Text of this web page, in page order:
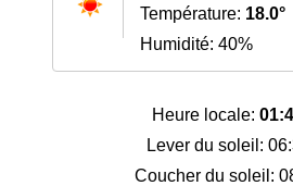
Température: 18.0°
Humidité: 40%
Heure locale:
Lever du soleil:
Coucher du soleil: